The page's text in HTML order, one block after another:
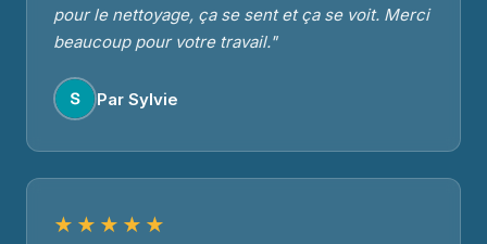
pour le nettoyage, ça se sent et ça se voit. Merci
beaucoup pour votre travail."
Par Sylvie
★★★★★